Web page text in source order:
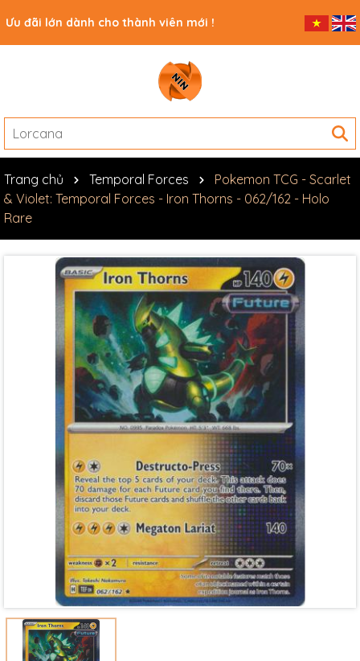
Ưu đãi lớn dành cho thành viên mới !
Trang chủ Temporal Forces
Pokemon TCG - Scarlet
& Violet: Temporal Forces - Iron Thorns - 062/162 - Holo
Rare
Mã giảm giá:
Ngày hết hạn:
Điều kiện: